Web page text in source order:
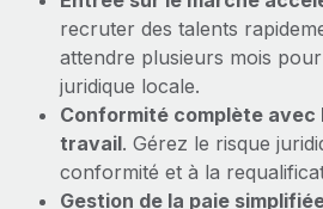
recruter des talents
attendre plusieurs mois
juridique locale.
Conformité complète avec
travail. Gérez le risque
conformité et à la
Gestion de la paie